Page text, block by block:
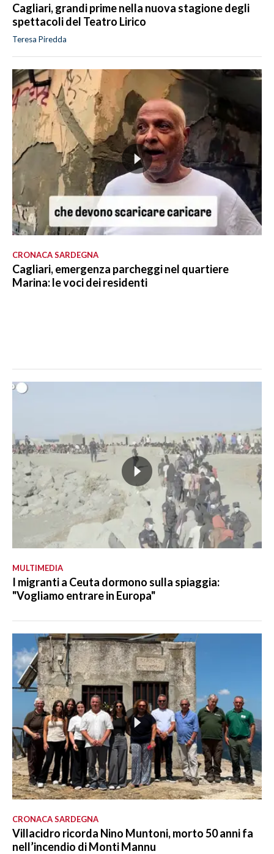
Cagliari, grandi prime nella nuova stagione degli
spettacoli del Teatro Lirico
Teresa Piredda
CRONACA SARDEGNA
Cagliari, emergenza parcheggi nel quartiere
Marina: le voci dei residenti
MULTIMEDIA
I migranti a Ceuta dormono sulla spiaggia:
"Vogliamo entrare in Europa"
CRONACA SARDEGNA
Villacidro ricorda Nino Muntoni, morto 50 anni fa
nell’incendio di Monti Mannu